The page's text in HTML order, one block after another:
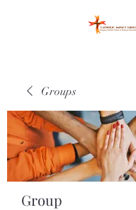
Groups
Group